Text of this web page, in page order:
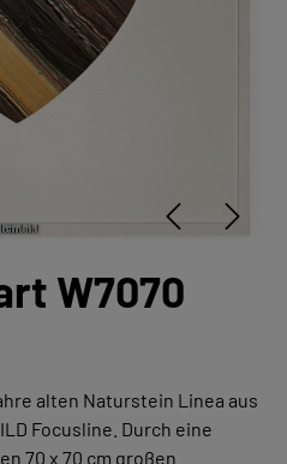
W7070
alten Naturstein Linea aus
Focusline. Durch eine
70 x 70 cm großen